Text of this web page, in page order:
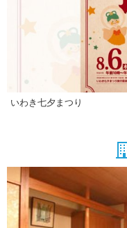
いわき七夕まつり